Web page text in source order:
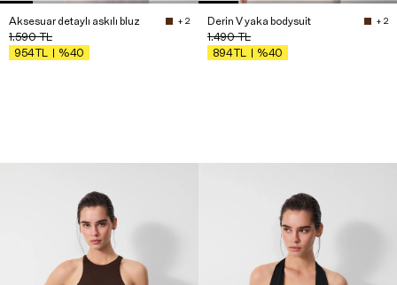
Aksesuar detaylı askılı bluz + 2
1.590TL
954
TL %40
Derin V yaka bodysuit + 2
1.490TL
894
TL %40